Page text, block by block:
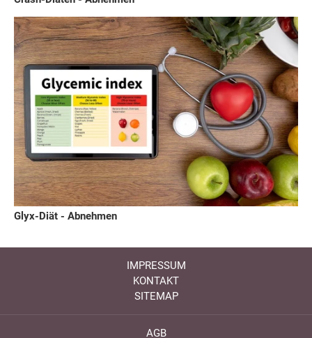
Glyx-Diät - Abnehmen
IMPRESSUM
KONTAKT
SITEMAP
AGB